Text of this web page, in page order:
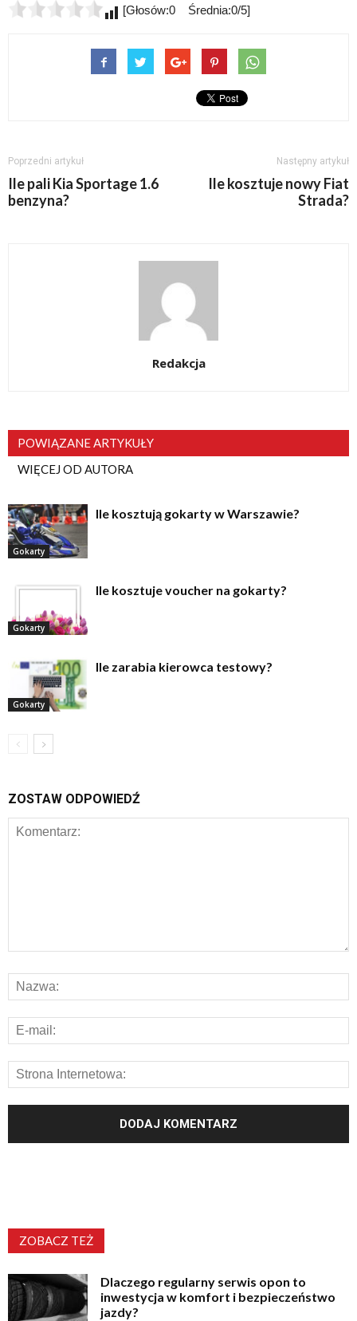
[Głosów:0 Średnia:0/5]
Poprzedni artykuł
Ile pali Kia Sportage 1.6
benzyna?
Następny artykuł
Ile kosztuje nowy Fiat
Strada?
Redakcja
POWIĄZANE ARTYKUŁY
WIĘCEJ OD AUTORA
Gokarty
Ile kosztują gokarty w Warszawie?
Gokarty
Ile kosztuje voucher na gokarty?
Gokarty
Ile zarabia kierowca testowy?
ZOSTAW ODPOWIEDŹ
ZOBACZ TEŻ
Dlaczego regularny serwis opon to
inwestycja w komfort i bezpieczeństwo
jazdy?